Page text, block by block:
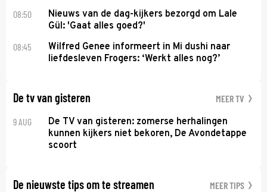
08:50
Nieuws van de dag-kijkers bezorgd om Lale
Gül: 'Gaat alles goed?'
08:45
Wilfred Genee informeert in Mi dushi naar
liefdesleven Frogers: ‘Werkt alles nog?’
De tv van gisteren MEER TV
9 AUG
De TV van gisteren: zomerse herhalingen
kunnen kijkers niet bekoren, De Avondetappe
scoort
De nieuwste tips om te streamen MEER TIPS